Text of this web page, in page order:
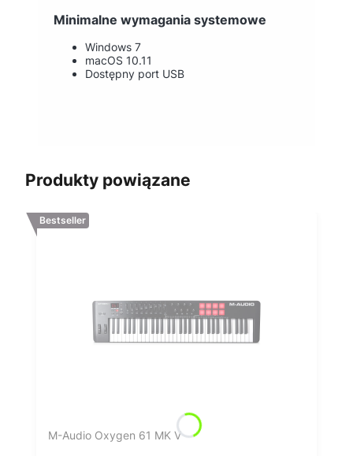
Minimalne wymagania systemowe
Windows 7
macOS 10.11
Dostępny port USB
Produkty powiązane
Bestseller
M-Audio Oxygen 61 MK V